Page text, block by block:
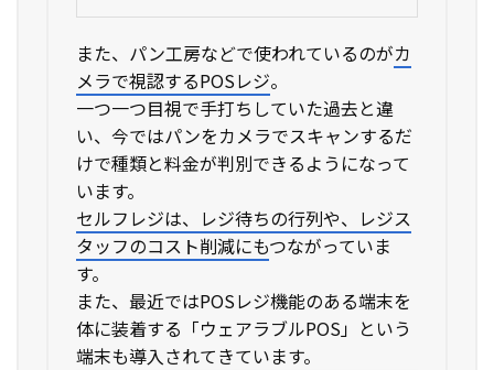
また、パン工房などで使われているのがカ
メラで視認するPOSレジ。
一つ一つ目視で手打ちしていた過去と違
い、今ではパンをカメラでスキャンするだ
けで種類と料金が判別できるようになって
います。
セルフレジは、レジ待ちの行列や、レジス
タッフのコスト削減にもつながっていま
す。
また、最近ではPOSレジ機能のある端末を
体に装着する「ウェアラブルPOS」という
端末も導入されてきています。